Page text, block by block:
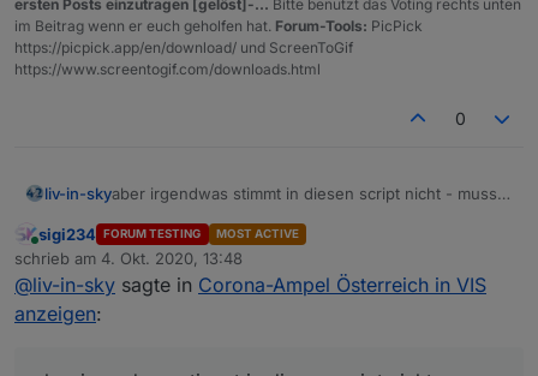
ersten Posts einzutragen [gelöst]-... Bitte benutzt das Voting rechts unten
im Beitrag wenn er euch geholfen hat. Forum-Tools: PicPick
https://picpick.app/en/download/ und ScreenToGif
https://www.screentogif.com/downloads.html
0
liv-in-skyaber irgendwas stimmt in diesen script nicht - muss
der "gemeinde" url nicht richtig angezeigt
Online
sigi234 FORUM TESTING MOST ACTIVE
schrieb am 4. Okt. 2020, 13:48
zuletzt editiert von
@liv-in-sky sagte in Corona-Ampel Österreich in VIS
anzeigen: